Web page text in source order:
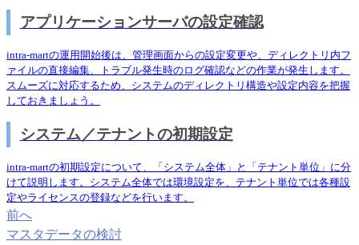
アプリケーションサーバの設定確認
intra-martの運用開始後は、管理画面からの設定変更や、ディレクトリ内フ
ァイルの直接編集、トラブル発生時のログ確認などの作業が発生します。
スムーズに対応するため、システムのディレクトリ構造や設定内容を把握
しておきましょう。
システム／テナントの初期設定
intra-martの初期設定について、「システム全体」と「テナント単位」に分
けて説明します。システム全体では環境設定を、テナント単位では各種設
定やライセンスの登録などを行います。
前へ
マスタデータの検討